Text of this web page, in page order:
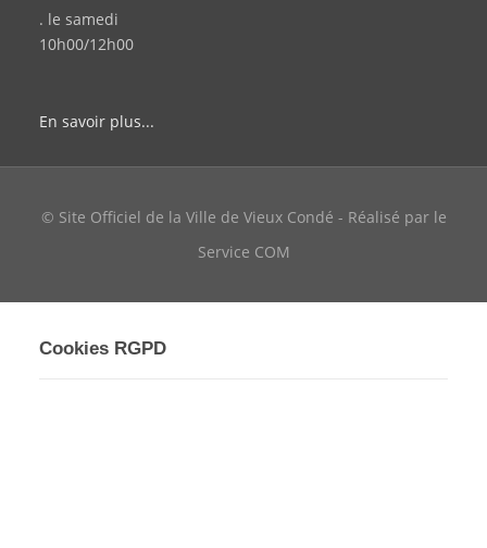
. le samedi
10h00/12h00
En savoir plus...
© Site Officiel de la Ville de Vieux Condé - Réalisé par le
Service COM
Cookies RGPD